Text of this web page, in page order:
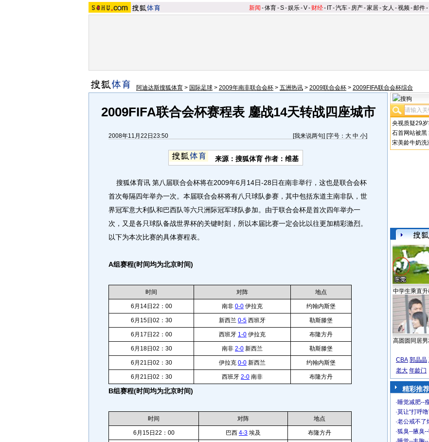
新闻 -体育-S-娱乐-V- 财经- IT-汽车- 房产-家居-女人 -视频-邮件-
阿迪达斯搜狐体育 > 国际足球 > 2009年南非联合会杯 > 五洲热讯 > 2009联合会杯 > 2009FIFA联合会杯综合
2009FIFA联合会杯赛程表 鏖战14天转战四座城市
2008年11月22日23:50 [我来说两句] [字号： 大 中 小]
来源： 搜狐体育 作者：维基
搜狐体育讯 第八届联合会杯将在2009年6月14日-28日在南非举行，这也是联合会杯
首次每隔四年举办一次。本届联合会杯将有八只球队参赛，其中包括东道主南非队，世
界冠军意大利队和巴西队等六只洲际冠军球队参加。由于联合会杯是首次四年举办一
次，又是各只球队备战世界杯的关键时刻，所以本届比赛一定会比以往更加精彩激烈。
以下为本次比赛的具体赛程表。
A组赛程(时间均为北京时间)
时间 对阵 地点
6月14日22：00 南非 0-0 伊拉克 约翰内斯堡
6月15日02：30 新西兰 0-5 西班牙 勒斯滕堡
6月17日22：00 西班牙 1-0 伊拉克 布隆方丹
6月18日02：30 南非 2-0 新西兰 勒斯滕堡
6月21日02：30 伊拉克 0-0 新西兰 约翰内斯堡
6月21日02：30 西班牙 2-0 南非 布隆方丹
B组赛程(时间均为北京时间)
时间 对阵 地点
6月15日22：00 巴西 4-3 埃及 布隆方丹
央视质疑29岁
石首网站被黑
宋美龄牛奶洗
中学生乘直
高圆圆同居
CBA 郭晶晶
老大 年龄门
精彩推荐
·睡觉减肥--
·莫让“打呼
·老公戒不了
·狐臭--腋臭